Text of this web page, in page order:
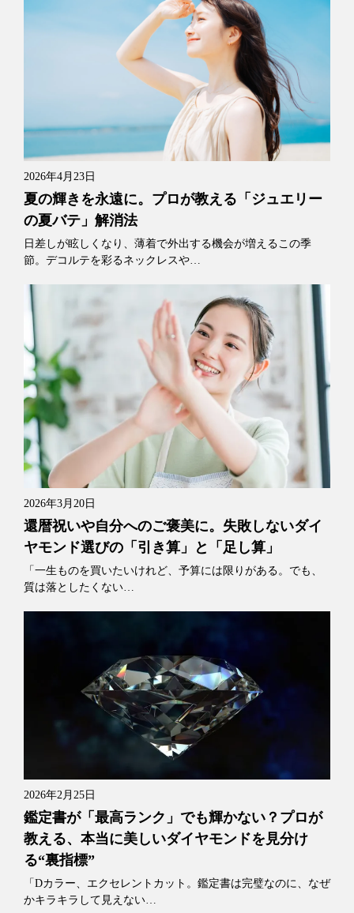
2026年4月23日
夏の輝きを永遠に。プロが教える「ジュエリー
の夏バテ」解消法
日差しが眩しくなり、薄着で外出する機会が増えるこの季
節。デコルテを彩るネックレスや…
2026年3月20日
還暦祝いや自分へのご褒美に。失敗しないダイ
ヤモンド選びの「引き算」と「足し算」
「一生ものを買いたいけれど、予算には限りがある。でも、
質は落としたくない…
2026年2月25日
鑑定書が「最高ランク」でも輝かない？プロが
教える、本当に美しいダイヤモンドを見分け
る“裏指標”
「Dカラー、エクセレントカット。鑑定書は完璧なのに、なぜ
かキラキラして見えない…